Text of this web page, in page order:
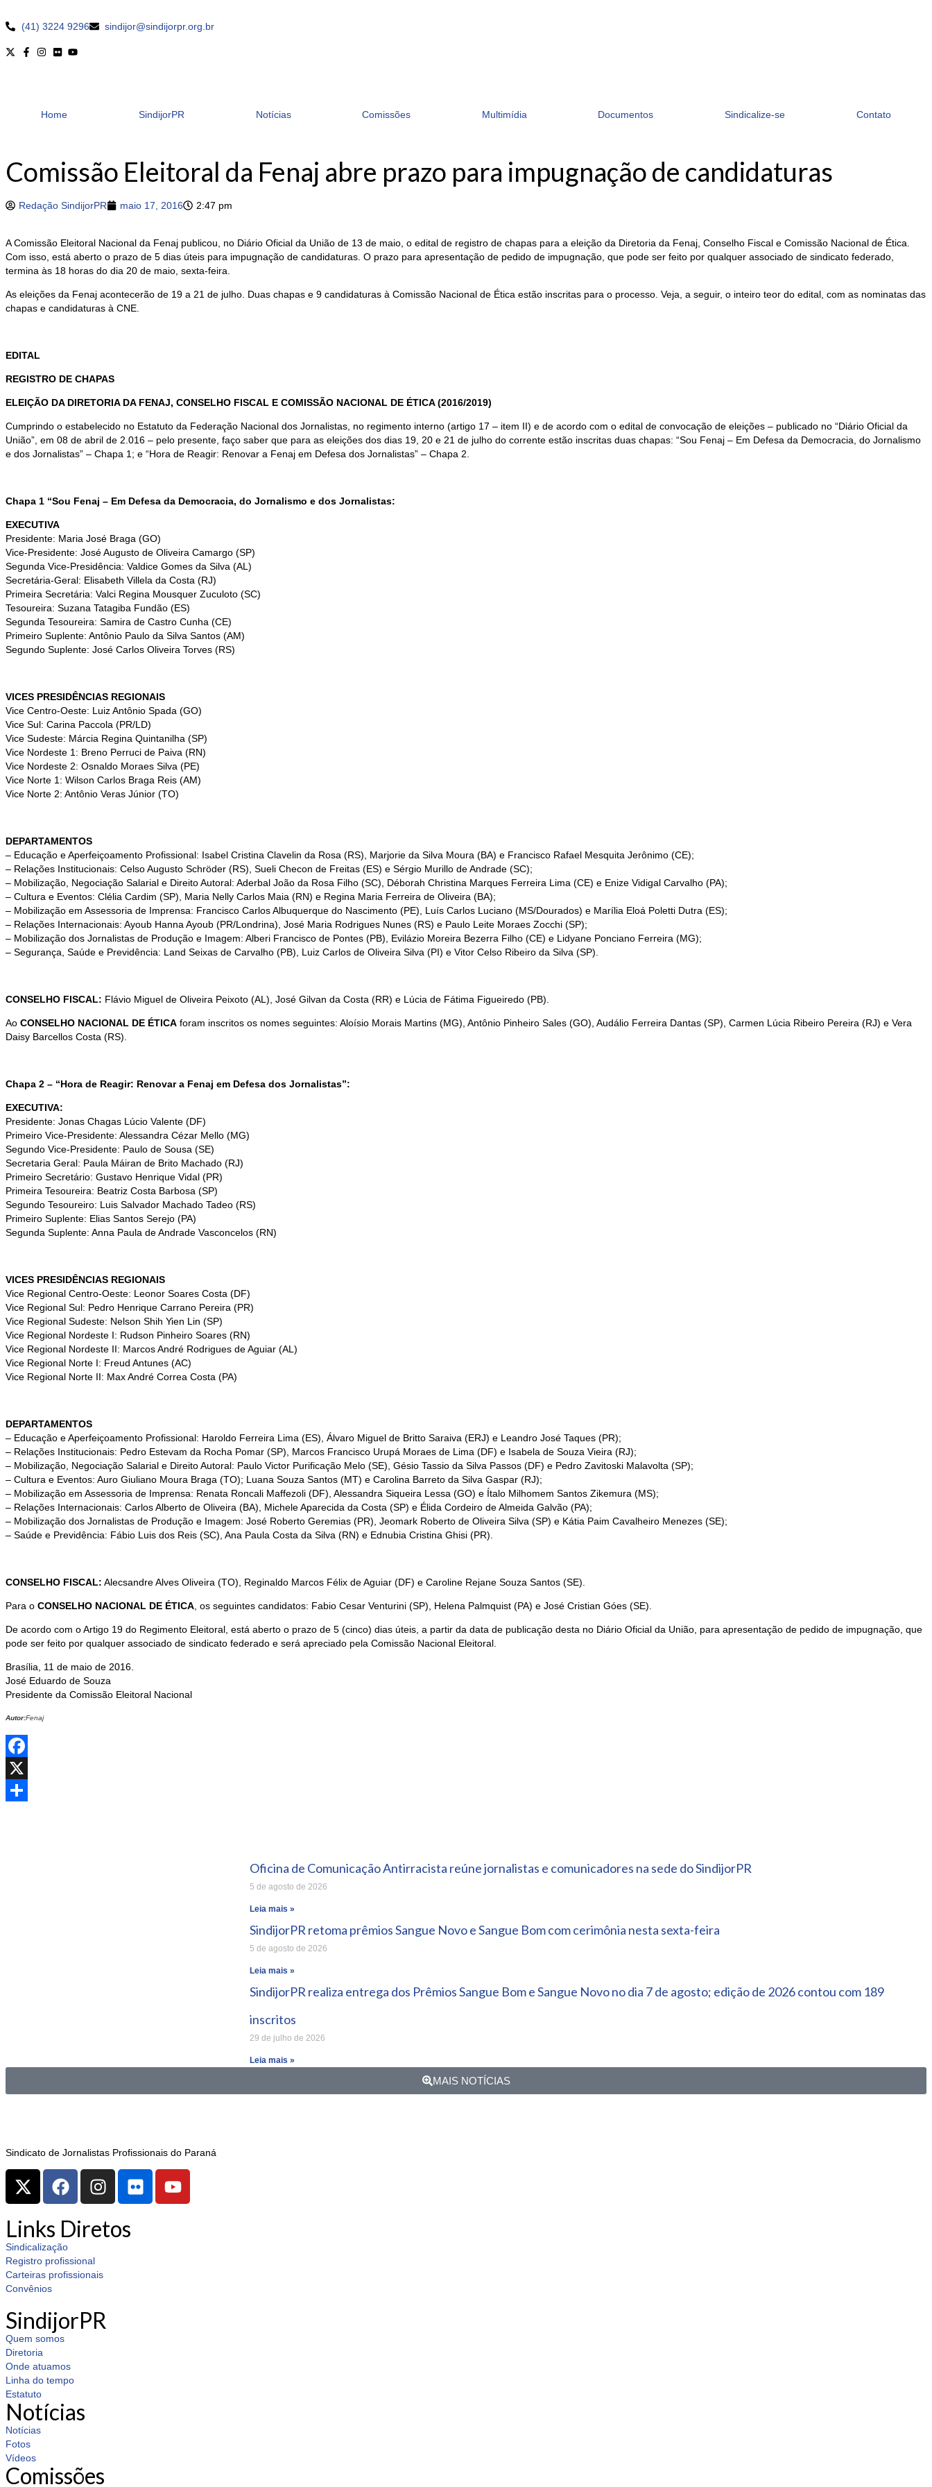
(41) 3224 9296 sindijor@sindijorpr.org.br
Home SindijorPR Notícias Comissões Multimídia Documentos Sindicalize-se Contato
Comissão Eleitoral da Fenaj abre prazo para impugnação de candidaturas
Redação SindijorPR maio 17, 2016 2:47 pm
A Comissão Eleitoral Nacional da Fenaj publicou, no Diário Oficial da União de 13 de maio, o edital de registro de chapas para a eleição da Diretoria da Fenaj, Conselho Fiscal e Comissão Nacional de Ética.
Com isso, está aberto o prazo de 5 dias úteis para impugnação de candidaturas. O prazo para apresentação de pedido de impugnação, que pode ser feito por qualquer associado de sindicato federado,
termina às 18 horas do dia 20 de maio, sexta-feira.
As eleições da Fenaj acontecerão de 19 a 21 de julho. Duas chapas e 9 candidaturas à Comissão Nacional de Ética estão inscritas para o processo. Veja, a seguir, o inteiro teor do edital, com as nominatas das
chapas e candidaturas à CNE.
EDITAL
REGISTRO DE CHAPAS
ELEIÇÃO DA DIRETORIA DA FENAJ, CONSELHO FISCAL E COMISSÃO NACIONAL DE ÉTICA (2016/2019)
Cumprindo o estabelecido no Estatuto da Federação Nacional dos Jornalistas, no regimento interno (artigo 17 – item II) e de acordo com o edital de convocação de eleições – publicado no “Diário Oficial da
União”, em 08 de abril de 2.016 – pelo presente, faço saber que para as eleições dos dias 19, 20 e 21 de julho do corrente estão inscritas duas chapas: “Sou Fenaj – Em Defesa da Democracia, do Jornalismo
e dos Jornalistas” – Chapa 1; e “Hora de Reagir: Renovar a Fenaj em Defesa dos Jornalistas” – Chapa 2.
Chapa 1 “Sou Fenaj – Em Defesa da Democracia, do Jornalismo e dos Jornalistas:
EXECUTIVA
Presidente: Maria José Braga (GO)
Vice-Presidente: José Augusto de Oliveira Camargo (SP)
Segunda Vice-Presidência: Valdice Gomes da Silva (AL)
Secretária-Geral: Elisabeth Villela da Costa (RJ)
Primeira Secretária: Valci Regina Mousquer Zuculoto (SC)
Tesoureira: Suzana Tatagiba Fundão (ES)
Segunda Tesoureira: Samira de Castro Cunha (CE)
Primeiro Suplente: Antônio Paulo da Silva Santos (AM)
Segundo Suplente: José Carlos Oliveira Torves (RS)
VICES PRESIDÊNCIAS REGIONAIS
Vice Centro-Oeste: Luiz Antônio Spada (GO)
Vice Sul: Carina Paccola (PR/LD)
Vice Sudeste: Márcia Regina Quintanilha (SP)
Vice Nordeste 1: Breno Perruci de Paiva (RN)
Vice Nordeste 2: Osnaldo Moraes Silva (PE)
Vice Norte 1: Wilson Carlos Braga Reis (AM)
Vice Norte 2: Antônio Veras Júnior (TO)
DEPARTAMENTOS
– Educação e Aperfeiçoamento Profissional: Isabel Cristina Clavelin da Rosa (RS), Marjorie da Silva Moura (BA) e Francisco Rafael Mesquita Jerônimo (CE);
– Relações Institucionais: Celso Augusto Schröder (RS), Sueli Checon de Freitas (ES) e Sérgio Murillo de Andrade (SC);
– Mobilização, Negociação Salarial e Direito Autoral: Aderbal João da Rosa Filho (SC), Déborah Christina Marques Ferreira Lima (CE) e Enize Vidigal Carvalho (PA);
– Cultura e Eventos: Clélia Cardim (SP), Maria Nelly Carlos Maia (RN) e Regina Maria Ferreira de Oliveira (BA);
– Mobilização em Assessoria de Imprensa: Francisco Carlos Albuquerque do Nascimento (PE), Luís Carlos Luciano (MS/Dourados) e Marília Eloá Poletti Dutra (ES);
– Relações Internacionais: Ayoub Hanna Ayoub (PR/Londrina), José Maria Rodrigues Nunes (RS) e Paulo Leite Moraes Zocchi (SP);
– Mobilização dos Jornalistas de Produção e Imagem: Alberi Francisco de Pontes (PB), Evilázio Moreira Bezerra Filho (CE) e Lidyane Ponciano Ferreira (MG);
– Segurança, Saúde e Previdência: Land Seixas de Carvalho (PB), Luiz Carlos de Oliveira Silva (PI) e Vitor Celso Ribeiro da Silva (SP).
CONSELHO FISCAL: Flávio Miguel de Oliveira Peixoto (AL), José Gilvan da Costa (RR) e Lúcia de Fátima Figueiredo (PB).
Ao CONSELHO NACIONAL DE ÉTICA foram inscritos os nomes seguintes: Aloísio Morais Martins (MG), Antônio Pinheiro Sales (GO), Audálio Ferreira Dantas (SP), Carmen Lúcia Ribeiro Pereira (RJ) e Vera
Daisy Barcellos Costa (RS).
Chapa 2 – “Hora de Reagir: Renovar a Fenaj em Defesa dos Jornalistas”:
EXECUTIVA:
Presidente: Jonas Chagas Lúcio Valente (DF)
Primeiro Vice-Presidente: Alessandra Cézar Mello (MG)
Segundo Vice-Presidente: Paulo de Sousa (SE)
Secretaria Geral: Paula Máiran de Brito Machado (RJ)
Primeiro Secretário: Gustavo Henrique Vidal (PR)
Primeira Tesoureira: Beatriz Costa Barbosa (SP)
Segundo Tesoureiro: Luis Salvador Machado Tadeo (RS)
Primeiro Suplente: Elias Santos Serejo (PA)
Segunda Suplente: Anna Paula de Andrade Vasconcelos (RN)
VICES PRESIDÊNCIAS REGIONAIS
Vice Regional Centro-Oeste: Leonor Soares Costa (DF)
Vice Regional Sul: Pedro Henrique Carrano Pereira (PR)
Vice Regional Sudeste: Nelson Shih Yien Lin (SP)
Vice Regional Nordeste I: Rudson Pinheiro Soares (RN)
Vice Regional Nordeste II: Marcos André Rodrigues de Aguiar (AL)
Vice Regional Norte I: Freud Antunes (AC)
Vice Regional Norte II: Max André Correa Costa (PA)
DEPARTAMENTOS
– Educação e Aperfeiçoamento Profissional: Haroldo Ferreira Lima (ES), Álvaro Miguel de Britto Saraiva (ERJ) e Leandro José Taques (PR);
– Relações Institucionais: Pedro Estevam da Rocha Pomar (SP), Marcos Francisco Urupá Moraes de Lima (DF) e Isabela de Souza Vieira (RJ);
– Mobilização, Negociação Salarial e Direito Autoral: Paulo Victor Purificação Melo (SE), Gésio Tassio da Silva Passos (DF) e Pedro Zavitoski Malavolta (SP);
– Cultura e Eventos: Auro Giuliano Moura Braga (TO); Luana Souza Santos (MT) e Carolina Barreto da Silva Gaspar (RJ);
– Mobilização em Assessoria de Imprensa: Renata Roncali Maffezoli (DF), Alessandra Siqueira Lessa (GO) e Ítalo Milhomem Santos Zikemura (MS);
– Relações Internacionais: Carlos Alberto de Oliveira (BA), Michele Aparecida da Costa (SP) e Élida Cordeiro de Almeida Galvão (PA);
– Mobilização dos Jornalistas de Produção e Imagem: José Roberto Geremias (PR), Jeomark Roberto de Oliveira Silva (SP) e Kátia Paim Cavalheiro Menezes (SE);
– Saúde e Previdência: Fábio Luis dos Reis (SC), Ana Paula Costa da Silva (RN) e Ednubia Cristina Ghisi (PR).
CONSELHO FISCAL: Alecsandre Alves Oliveira (TO), Reginaldo Marcos Félix de Aguiar (DF) e Caroline Rejane Souza Santos (SE).
Para o CONSELHO NACIONAL DE ÉTICA , os seguintes candidatos: Fabio Cesar Venturini (SP), Helena Palmquist (PA) e José Cristian Góes (SE).
De acordo com o Artigo 19 do Regimento Eleitoral, está aberto o prazo de 5 (cinco) dias úteis, a partir da data de publicação desta no Diário Oficial da União, para apresentação de pedido de impugnação, que
pode ser feito por qualquer associado de sindicato federado e será apreciado pela Comissão Nacional Eleitoral.
Brasília, 11 de maio de 2016.
José Eduardo de Souza
Presidente da Comissão Eleitoral Nacional
Autor:Fenaj
Facebook
X
Oficina de Comunicação Antirracista reúne jornalistas e comunicadores na sede do SindijorPR
5 de agosto de 2026
Leia mais »
SindijorPR retoma prêmios Sangue Novo e Sangue Bom com cerimônia nesta sexta-feira
5 de agosto de 2026
Leia mais »
SindijorPR realiza entrega dos Prêmios Sangue Bom e Sangue Novo no dia 7 de agosto; edição de 2026 contou com 189
inscritos
29 de julho de 2026
Leia mais »
MAIS NOTÍCIAS
Sindicato de Jornalistas Profissionais do Paraná
Links Diretos
Sindicalização
Registro profissional
Carteiras profissionais
Convênios
SindijorPR
Quem somos
Diretoria
Onde atuamos
Linha do tempo
Estatuto
Notícias
Notícias
Fotos
Vídeos
Comissões